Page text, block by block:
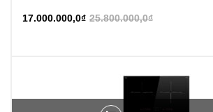
25.800.000,0₫
17.000.000,0₫